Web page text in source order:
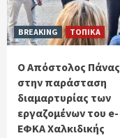
BREAKING ΤΟΠΙΚΑ
Ο Απόστολος Πάνας
στην παράσταση
διαμαρτυρίας των
εργαζομένων του e-
ΕΦΚΑ Χαλκιδικής